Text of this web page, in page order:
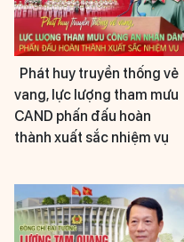
Phát huy truyền thống vẻ
vang, lực lượng tham mưu
CAND phấn đấu hoàn
thành xuất sắc nhiệm vụ